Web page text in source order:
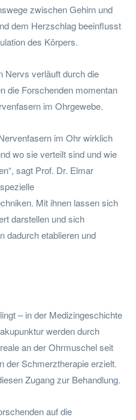
zwischen Gehirn und
dem Herzschlag beeinflusst
des Körpers.
Nervs verläuft durch die
die Forschenden momentan
im Ohrgewebe.
im Ohr wirklich
wo sie verteilt sind und wie
sagt Prof. Dr. Elmar
Mit ihnen lassen sich
darstellen und sich
dadurch etablieren und
– in der Medizingeschichte
werden durch
an der Ohrmuschel seit
der Schmerztherapie erzielt.
Zugang zur Behandlung.
auf die